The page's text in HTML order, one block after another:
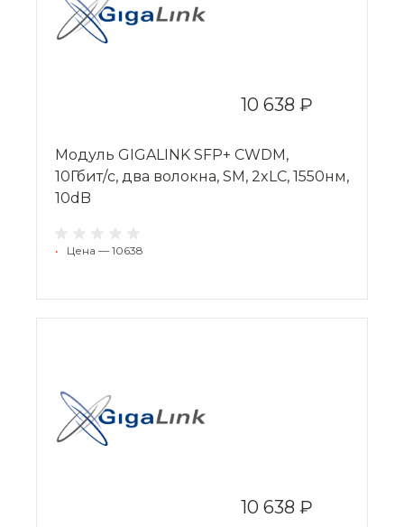
10 638 ₽
Модуль GIGALINK SFP+ CWDM,
10Гбит/c, два волокна, SM, 2xLC, 1550нм,
10dB
• Цена — 10638
10 638 ₽